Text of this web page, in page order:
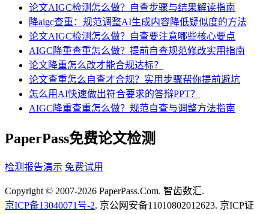
论文AIGC检测怎么做？自查步骤与结果解读指南
降aigc查重：规范调整AI生成内容降低疑似度的方法
论文AIGC检测怎么做？自查要注意哪些核心要点
AIGC降重查重怎么做？提前自查规范修改实用指南
论文降重怎么改才能合规达标？
论文查重怎么自查才合规？实用步骤帮你提前避坑
怎么用AI快速做出符合要求的答辩PPT？
AIGC降重查重怎么做？规范自查与调整方法指南
PaperPass免费论文检测
检测报告演示 免费试用
Copyright © 2007-2026 PaperPass.Com. 智齿数汇.
京ICP备13040071号-2. 京公网安备11010802012623. 京ICP证